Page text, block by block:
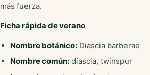
más fuerza.
Ficha rápida de verano
Nombre botánico:Diascia barberae
Nombre común:diascia, twinspur